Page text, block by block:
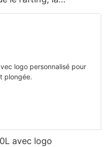
et les
avec logo